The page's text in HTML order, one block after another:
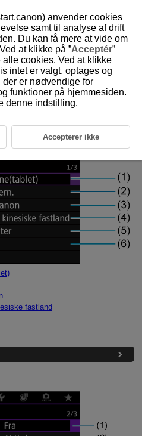
fastland
anvender cookies
samt til analyse af drift
Du kan få mere at vide om
at klikke på ”Acceptér”
cookies. Ved at klikke
intet er valgt, optages og
er nødvendige for
funktioner på hjemmesiden.
denne indstilling.
Accepterer ikke